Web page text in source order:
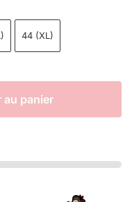
44 (XL)
au panier